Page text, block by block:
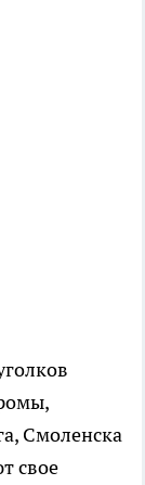
Смоленска
свое